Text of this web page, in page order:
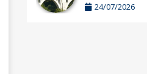
24/07/2026